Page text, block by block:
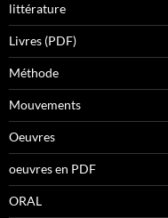
littérature
Livres (PDF)
Méthode
Mouvements
Oeuvres
oeuvres en PDF
ORAL